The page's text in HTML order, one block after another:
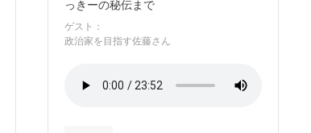
っきーの秘伝まで
ゲスト：
政治家を目指す佐藤さん